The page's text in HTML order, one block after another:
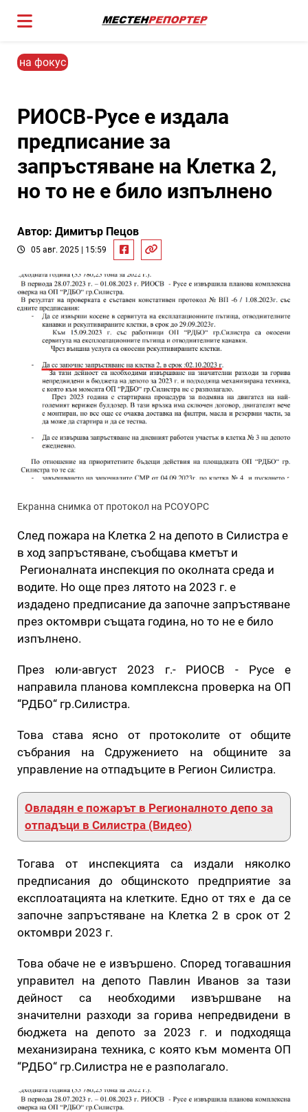
на фокус
РИОСВ-Русе е издала
предписание за
запръстяване на Клетка 2,
но то не е било изпълнено
Автор: Димитър Пецов
05 авг. 2025 | 15:59
Екранна снимка от протокол на РСОУОРС
След пожара на Клетка 2 на депото в Силистра е
в ход запръстяване, съобщава кметът и
Регионалната инспекция по околната среда и
водите. Но още през лятото на 2023 г. е
издадено предписание да започне запръстяване
през октомври същата година, но то не е било
изпълнено.
През юли-август 2023 г.- РИОСВ - Русе е
направила планова комплексна проверка на ОП
“РДБО“ гр.Силистра.
Това става ясно от протоколите от общите
събрания на Сдружението на общините за
управление на отпадъците в Регион Силистра.
Овладян е пожарът в Регионалното депо за
отпадъци в Силистра (Видео)
Тогава от инспекцията са издали няколко
предписания до общинското предприятие за
експлоатацията на клетките. Едно от тях е да се
започне запръстяване на Клетка 2 в срок от 2
октомври 2023 г.
Това обаче не е извършено. Според тогавашния
управител на депото Павлин Иванов за тази
дейност са необходими извършване на
значителни разходи за горива непредвидени в
бюджета на депото за 2023 г. и подходяща
механизирана техника, с която към момента ОП
“РДБО“ гр.Силистра не е разполагало.